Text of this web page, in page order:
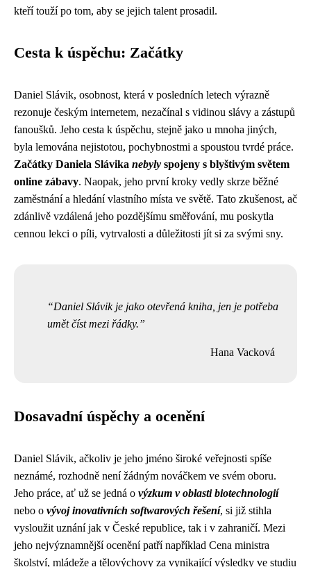
kteří touží po tom, aby se jejich talent prosadil.
Cesta k úspěchu: Začátky
Daniel Slávik, osobnost, která v posledních letech výrazně
rezonuje českým internetem, nezačínal s vidinou slávy a zástupů
fanoušků. Jeho cesta k úspěchu, stejně jako u mnoha jiných,
byla lemována nejistotou, pochybnostmi a spoustou tvrdé práce.
Začátky Daniela Slávika nebyly spojeny s blyštivým světem
online zábavy. Naopak, jeho první kroky vedly skrze běžné
zaměstnání a hledání vlastního místa ve světě. Tato zkušenost, ač
zdánlivě vzdálená jeho pozdějšímu směřování, mu poskytla
cennou lekci o píli, vytrvalosti a důležitosti jít si za svými sny.
Daniel Slávik je jako otevřená kniha, jen je potřeba
umět číst mezi řádky.
Hana Vacková
Dosavadní úspěchy a ocenění
Daniel Slávik, ačkoliv je jeho jméno široké veřejnosti spíše
neznámé, rozhodně není žádným nováčkem ve svém oboru.
Jeho práce, ať už se jedná o výzkum v oblasti biotechnologií
nebo o vývoj inovativních softwarových řešení, si již stihla
vysloužit uznání jak v České republice, tak i v zahraničí. Mezi
jeho nejvýznamnější ocenění patří například Cena ministra
školství, mládeže a tělovýchovy za vynikající výsledky ve studiu